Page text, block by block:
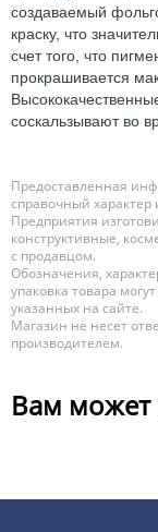
создаваемый
краску, что
счет того, что
прокрашивается
соскальзывают во
Предоставленная
справочный
Предприятия
конструктивные,
с продавцом.
Обозначения,
упаковка товара
указанных на сайте.
Магазин не несет
производителем.
Вам может